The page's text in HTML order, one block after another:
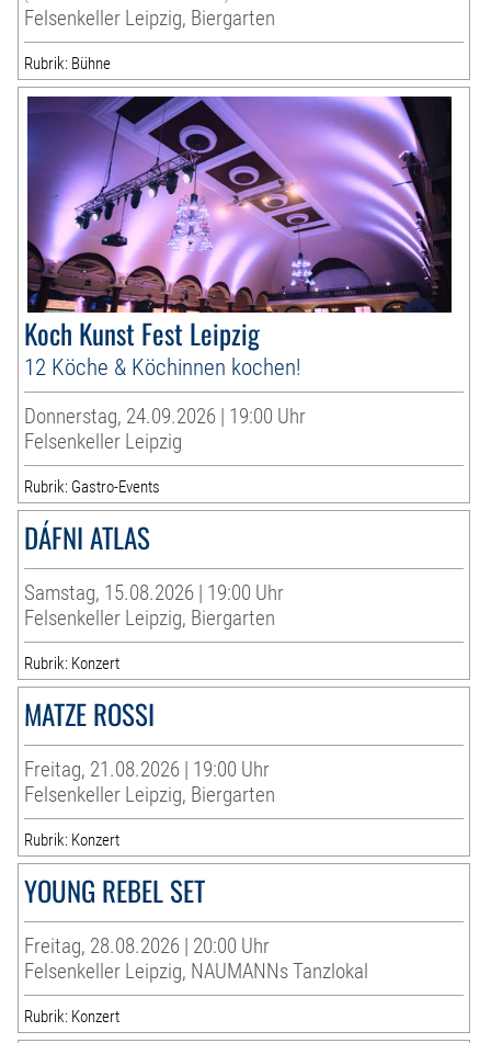
Felsenkeller Leipzig, Biergarten
Rubrik: Bühne
Koch Kunst Fest Leipzig
12 Köche & Köchinnen kochen!
Donnerstag, 24.09.2026 | 19:00 Uhr
Felsenkeller Leipzig
Rubrik: Gastro-Events
DÁFNI ATLAS
Samstag, 15.08.2026 | 19:00 Uhr
Felsenkeller Leipzig, Biergarten
Rubrik: Konzert
MATZE ROSSI
Freitag, 21.08.2026 | 19:00 Uhr
Felsenkeller Leipzig, Biergarten
Rubrik: Konzert
YOUNG REBEL SET
Freitag, 28.08.2026 | 20:00 Uhr
Felsenkeller Leipzig, NAUMANNs Tanzlokal
Rubrik: Konzert